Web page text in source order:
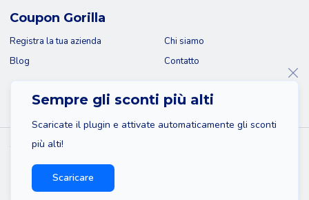
Sempre gli sconti più alti
Scaricate il plugin e attivate automaticamente gli sconti
più alti!
Scaricare
Coupon Gorilla
Registra la tua azienda
Blog
Chi siamo
Contatto
© 2026 Coupon Gorilla
Mappa del sito